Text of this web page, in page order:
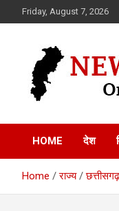
to
Friday, August 7, 2026
News
HOME देश
Home राज्य छत्तीसगढ़